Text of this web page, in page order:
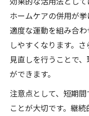
パトラやサ
脚やお腹の
インディ
ホームケアの併用が
適度な運動を組み合
しやすくなります。
見直しを行うことで
ができます。
注意点として、短期
ことが大切です。継